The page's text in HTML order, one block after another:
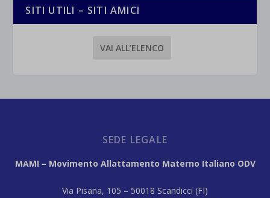
SITI UTILI – SITI AMICI
VAI ALL’ELENCO
SEDE LEGALE
MAMI – Movimento Allattamento Materno Italiano ODV
Via Pisana, 105 – 50018 Scandicci (FI)